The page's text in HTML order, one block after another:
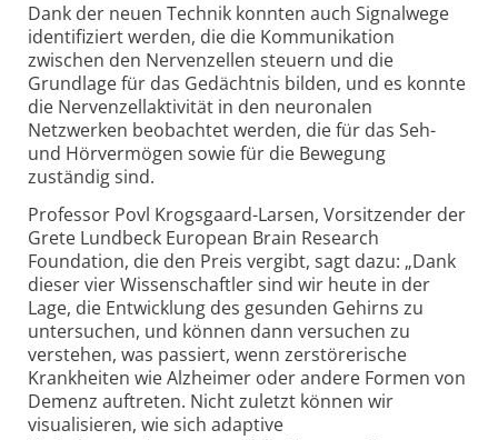
Dank der neuen Technik konnten auch Signalwege
identifiziert werden, die die Kommunikation
zwischen den Nervenzellen steuern und die
Grundlage für das Gedächtnis bilden, und es konnte
die Nervenzellaktivität in den neuronalen
Netzwerken beobachtet werden, die für das Seh-
und Hörvermögen sowie für die Bewegung
zuständig sind.
Professor Povl Krogsgaard-Larsen, Vorsitzender der
Grete Lundbeck European Brain Research
Foundation, die den Preis vergibt, sagt dazu: „Dank
dieser vier Wissenschaftler sind wir heute in der
Lage, die Entwicklung des gesunden Gehirns zu
untersuchen, und können dann versuchen zu
verstehen, was passiert, wenn zerstörerische
Krankheiten wie Alzheimer oder andere Formen von
Demenz auftreten. Nicht zuletzt können wir
visualisieren, wie sich adaptive